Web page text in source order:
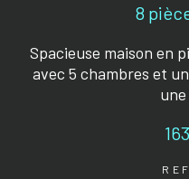
8
Spacieuse maison en
avec 5 chambres et